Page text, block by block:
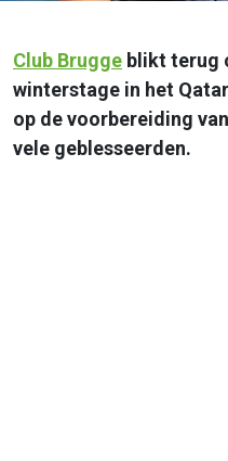
Club Brugge blikt terug
winterstage in het
op de voorbereiding
vele geblesseerden.